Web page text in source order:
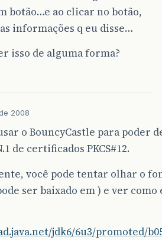
botão…e ao clicar no botão,
informações q eu disse…
isso de alguma forma?
2008
o BouncyCastle para poder
de certificados PKCS#12.
você pode tentar olhar o
ser baixado em ) e ver como
jdk6/6u3/promoted/